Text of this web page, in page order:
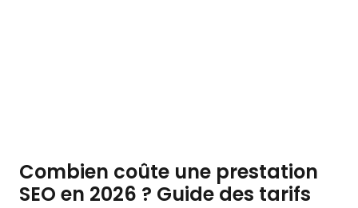
Combien coûte une prestation
SEO en 2026 ? Guide des tarifs